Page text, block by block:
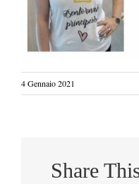
4 Gennaio 2021
Share